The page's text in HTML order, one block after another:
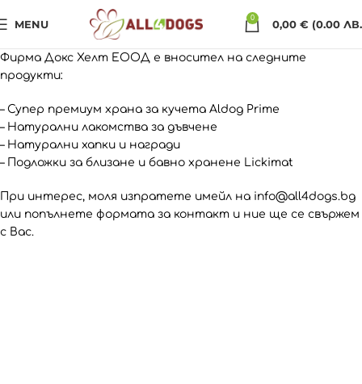
MENU 0 0,00 € (0.00
Фирма Докс Хелт ЕООД е вносител на следните
продукти:
– Супер премиум храна за кучета Aldog Prime
– Натурални лакомства за дъвчене
– Натурални хапки и награди
– Подложки за близане и бавно хранене Lickimat
При интерес, моля изпратете имейл на info@all4dogs.bg
или попълнете формата за контакт и ние ще се свържем
с Вас.